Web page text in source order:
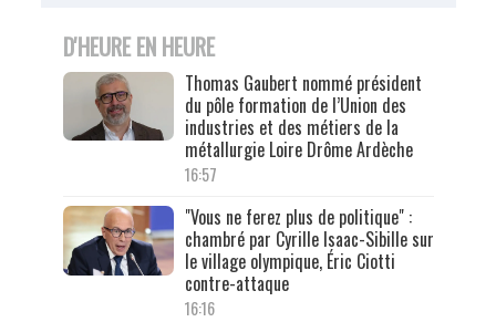
D'HEURE EN HEURE
Thomas Gaubert nommé président
du pôle formation de l’Union des
industries et des métiers de la
métallurgie Loire Drôme Ardèche
16:57
"Vous ne ferez plus de politique" :
chambré par Cyrille Isaac-Sibille sur
le village olympique, Éric Ciotti
contre-attaque
16:16